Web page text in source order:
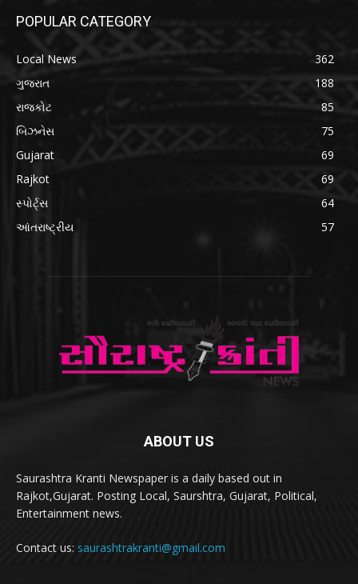
POPULAR CATEGORY
Local News
362
ગુજરાત
188
રાજકોટ
85
બિઝનેસ
75
Gujarat
69
Rajkot
69
સ્પોર્ટ્સ
64
આંતરાષ્ટ્રીય
57
ABOUT US
Saurashtra Kranti Newspaper is a daily based out in
Rajkot,Gujarat. Posting Local, Saurshtra, Gujarat, Political,
Entertainment news.
Contact us: saurashtrakranti@gmail.com